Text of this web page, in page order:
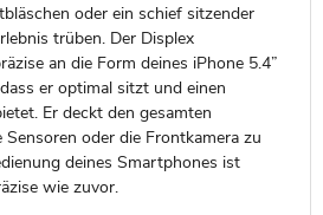
oder ein schief sitzender
trüben. Der Displex
an die Form deines iPhone 5.4”
er optimal sitzt und einen
Er deckt den gesamten
oder die Frontkamera zu
deines Smartphones ist
wie zuvor.